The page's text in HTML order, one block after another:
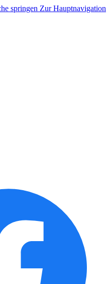
springen Zur Hauptnavigation